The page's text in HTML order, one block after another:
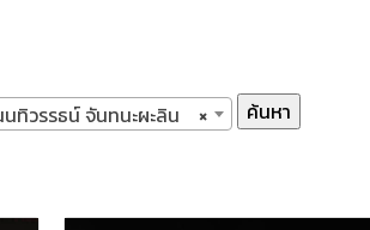
×
ทิวรรธน์ จันทนะผะลิน